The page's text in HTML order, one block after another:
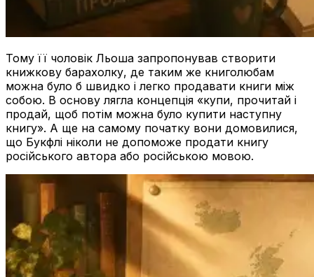
Тому її чоловік Льоша запропонував створити
книжкову барахолку, де таким же книголюбам
можна було б швидко і легко продавати книги між
собою. В основу лягла концепція «купи, прочитай і
продай, щоб потім можна було купити наступну
книгу». А ще на самому початку вони домовилися,
що Букфлі ніколи не допоможе продати книгу
російського автора або російською мовою.